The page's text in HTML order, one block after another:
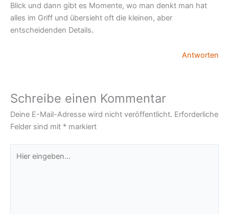
Blick und dann gibt es Momente, wo man denkt man hat
alles im Griff und übersieht oft die kleinen, aber
entscheidenden Details.
Antworten
Schreibe einen Kommentar
Deine E-Mail-Adresse wird nicht veröffentlicht. Erforderliche
Felder sind mit * markiert
eingeben…